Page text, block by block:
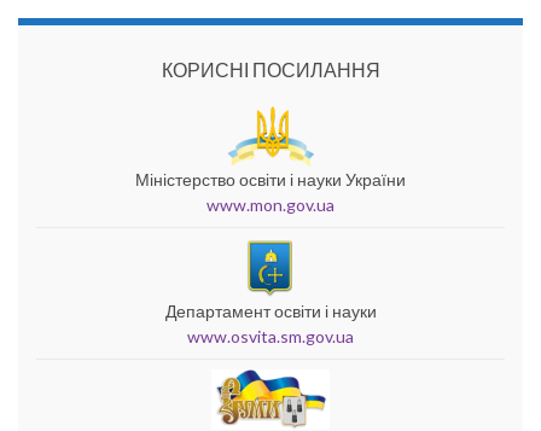
КОРИСНІ ПОСИЛАННЯ
Міністерство освіти і науки України
www.mon.gov.ua
Департамент освіти і науки
www.osvita.sm.gov.ua